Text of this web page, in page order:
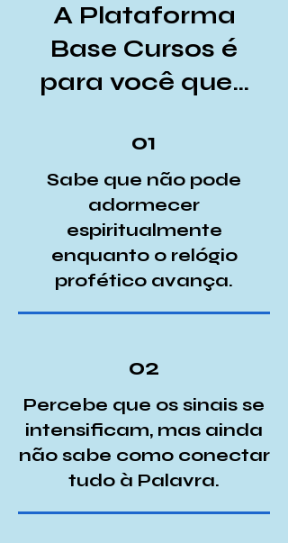
A Plataforma
Base Cursos é
para você que…
01
Sabe que não pode
adormecer
espiritualmente
enquanto o relógio
profético avança.
02
Percebe que os sinais se
intensificam, mas ainda
não sabe como conectar
tudo à Palavra.